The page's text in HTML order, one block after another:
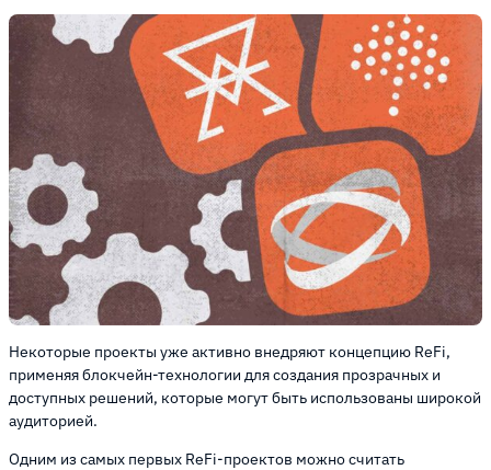
Некоторые проекты уже активно внедряют концепцию ReFi,
применяя блокчейн-технологии для создания прозрачных и
доступных решений, которые могут быть использованы широкой
аудиторией.
Одним из самых первых ReFi-проектов можно считать